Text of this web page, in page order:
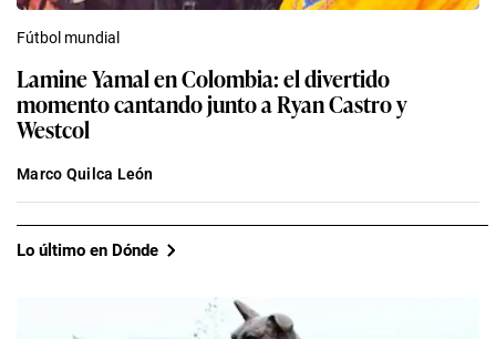
Fútbol mundial
Lamine Yamal en Colombia: el divertido
momento cantando junto a Ryan Castro y
Westcol
Marco Quilca León
Lo último en Dónde